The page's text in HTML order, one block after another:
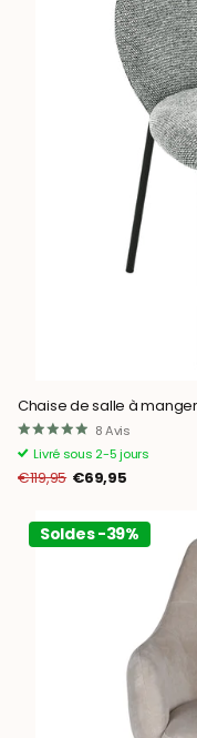
Chaise de salle à
8Avis
Livré sous 2-5 jours
€119,95 €69,95
Soldes -39%